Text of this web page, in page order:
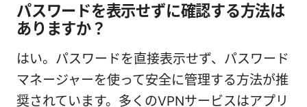
パスワードを表示せずに確認する方法は
ありますか？
はい。パスワードを直接表示せず、パスワード
マネージャーを使って安全に管理する方法が推
奨されています。多くのVPNサービスはアプリ